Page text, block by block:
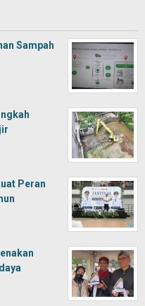
Sampah
Peran